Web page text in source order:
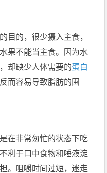
目的，很少摄入主食，
果不能当主食。因为水
却缺少人体需要的蛋白
而容易导致脂肪的囤
在非常匆忙的状态下吃
利于口中食物和唾液淀
。咀嚼时间过短，迷走